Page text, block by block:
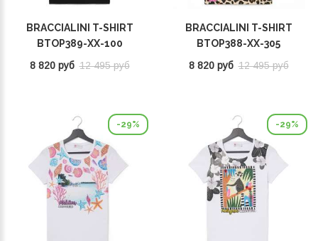
BRACCIALINI T-SHIRT
BTOP389-XX-100
8 820 руб 12 495 руб
BRACCIALINI T-SHIRT
BTOP388-XX-305
8 820 руб 12 495 руб
-29% -29%